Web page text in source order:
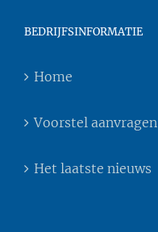
BEDRIJFSINFORMATIE
Home
Voorstel aanvragen
Het laatste nieuws